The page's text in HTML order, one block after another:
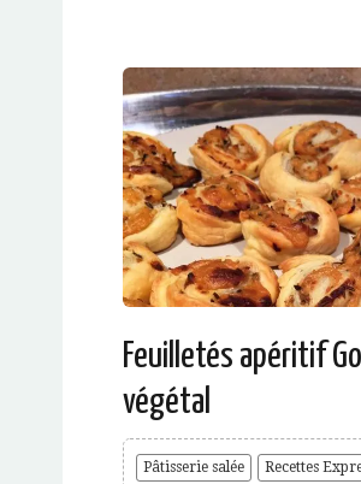
Feuilletés apéritif
végétal
Pâtisserie salée Recettes